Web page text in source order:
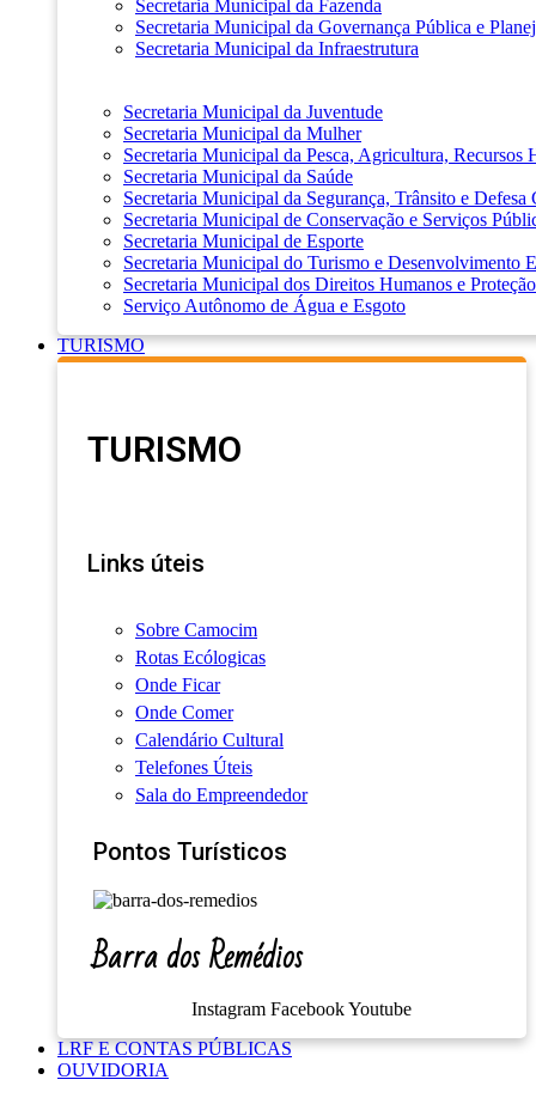
Secretaria Municipal da Fazenda
Secretaria Municipal da Governança Pública e
Secretaria Municipal da Infraestrutura
Secretaria Municipal da Juventude
Secretaria Municipal da Mulher
Secretaria Municipal da Pesca, Agricultura, Recursos
Secretaria Municipal da Saúde
Secretaria Municipal da Segurança, Trânsito e Defesa
Secretaria Municipal de Conservação e Serviços
Secretaria Municipal de Esporte
Secretaria Municipal do Turismo e Desenvolvimento
Secretaria Municipal dos Direitos Humanos e
Serviço Autônomo de Água e Esgoto
TURISMO
TURISMO
Links úteis
Sobre Camocim
Rotas Ecólogicas
Onde Ficar
Onde Comer
Calendário Cultural
Telefones Úteis
Sala do Empreendedor
Pontos Turísticos
Barra dos Remédios
Instagram Facebook Youtube
LRF E CONTAS PÚBLICAS
OUVIDORIA